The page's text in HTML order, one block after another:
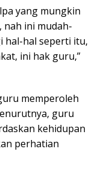
yang mungkin
nah ini mudah-
hal-hal seperti itu,
ini hak guru,”
memperoleh
guru
kehidupan
perhatian